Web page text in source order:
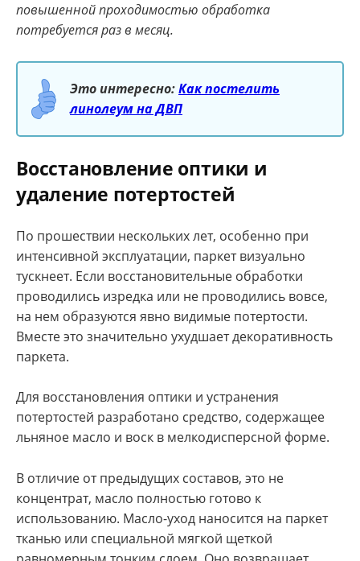
повышенной проходимостью обработка
потребуется раз в месяц.
Это интересно:Как постелить
линолеум на ДВП
Восстановление оптики и
удаление потертостей
По прошествии нескольких лет, особенно при
интенсивной эксплуатации, паркет визуально
тускнеет. Если восстановительные обработки
проводились изредка или не проводились вовсе,
на нем образуются явно видимые потертости.
Вместе это значительно ухудшает декоративность
паркета.
Для восстановления оптики и устранения
потертостей разработано средство, содержащее
льняное масло и воск в мелкодисперсной форме.
В отличие от предыдущих составов, это не
концентрат, масло полностью готово к
использованию. Масло-уход наносится на паркет
тканью или специальной мягкой щеткой